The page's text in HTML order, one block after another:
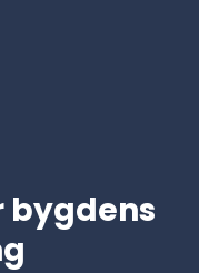
bygdens